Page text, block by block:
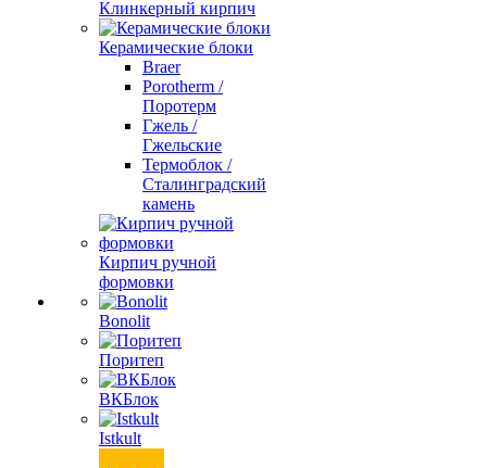
Клинкерный кирпич
Керамические блоки
Braer
Porotherm /
Поротерм
Гжель /
Гжельские
Термоблок /
Сталинградский
камень
Кирпич ручной
формовки
Bonolit
Поритеп
ВКБлок
Istkult